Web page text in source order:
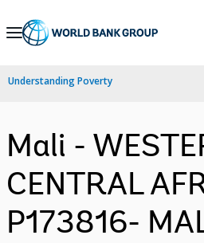
Skip
Navigation
Understanding Poverty
Mali -
CENTRAL
P173816-